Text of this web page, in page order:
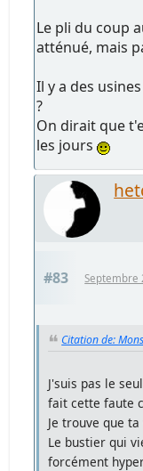
Le pli du coup
atténué, mais
Il y a des
?
On dirait que
les jours
#83 Septembre
Citation de:
J'suis pas le
fait cette faute
Je trouve que
Le bustier qui
forcément